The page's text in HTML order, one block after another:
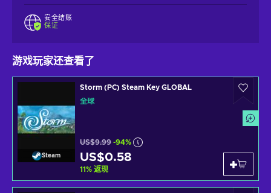
安全结账
保证
游戏玩家还查看了
Steam
Storm (PC) Steam Key GLOBAL
全球
US$9.99 -94%
US$0.58
11% 返现